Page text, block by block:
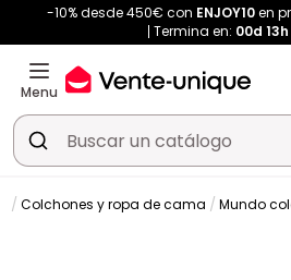
-10% desde 450€ con ENJOY10en
Termina en: 00d 13h
Menu
Colchones y ropa de cama Mundo